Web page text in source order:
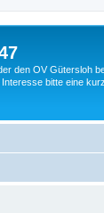
den OV Gütersloh
bitte eine